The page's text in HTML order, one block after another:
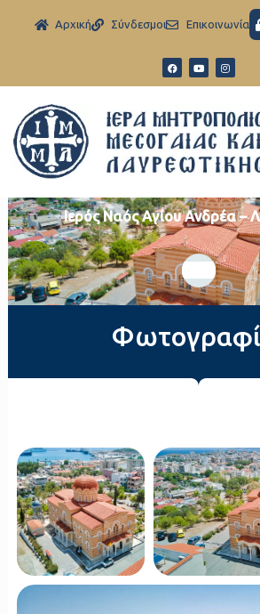
Aρχική Σύνδεσμοι Eπικοινωνία
Ιερός Ναός Αγίου Ανδρέα –